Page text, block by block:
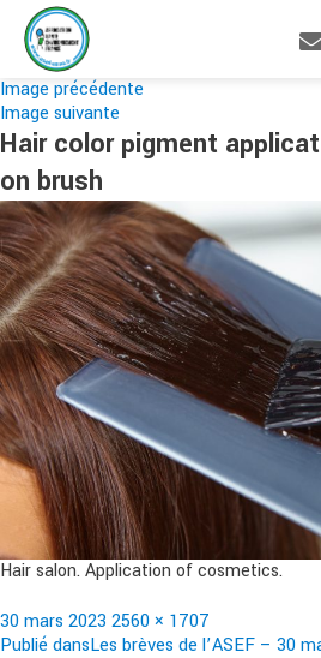
Image précédente
Image suivante
Hair color pigment
on brush
Hair salon. Application of cosmetics.
Publié
le
30 mars 2023 Taille
réelle
2560 × 1707
Publié dansLes brèves de l’ASEF – 30